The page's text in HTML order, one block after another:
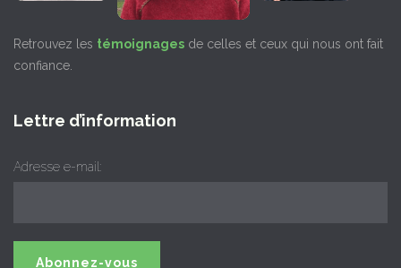
Retrouvez les témoignages de celles et ceux qui nous ont fait
confiance.
Lettre d’information
Adresse e-mail: